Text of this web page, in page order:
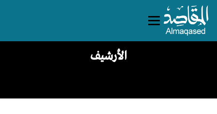
انتقل
المحتوى
القائمة
الأرشيف